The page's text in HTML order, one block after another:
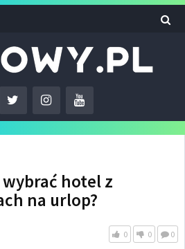
hotel z
na urlop?
0 0 0